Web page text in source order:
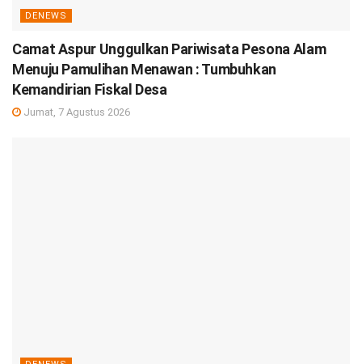
DENEWS
Camat Aspur Unggulkan Pariwisata Pesona Alam
Menuju Pamulihan Menawan : Tumbuhkan
Kemandirian Fiskal Desa
Jumat, 7 Agustus 2026